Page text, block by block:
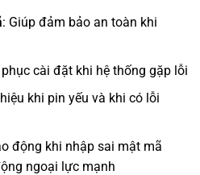
: Giúp đảm bảo an toàn khi
cài đặt khi hệ thống gặp lỗi
khi pin yếu và khi có lỗi
động khi nhập sai mật mã
ngoại lực mạnh